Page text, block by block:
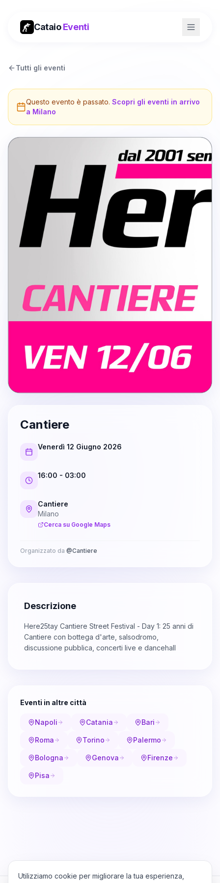
CataioEventi
Tutti gli eventi
Questo evento è passato. Scopri gli eventi in arrivo
a Milano
Cantiere
Venerdì 12 Giugno 2026
16:00 - 03:00
Cantiere
Milano
Cerca su Google Maps
Organizzato da @Cantiere
Descrizione
Here25tay Cantiere Street Festival - Day 1: 25 anni di
Cantiere con bottega d'arte, salsodromo,
discussione pubblica, concerti live e dancehall
Eventi in altre città
Napoli Catania Bari
Roma Torino Palermo
Bologna Genova Firenze
Pisa
Utilizziamo cookie per migliorare la tua esperienza,